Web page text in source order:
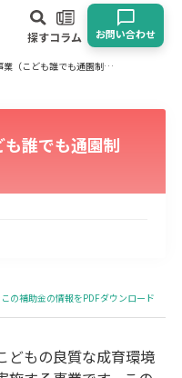
探すコラム お問い合わせ
卸売･小売業
飲食業
･福祉 農業･林業
漁業
乳児等通園支援事業（こども誰でも通園制度）
誰でも通園制
この補助金の情報をPDFダウンロード
どもの良質な成育環境